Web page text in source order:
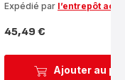
Ajouter au
Expédié par l’entrepôt
Prix
45,49 €